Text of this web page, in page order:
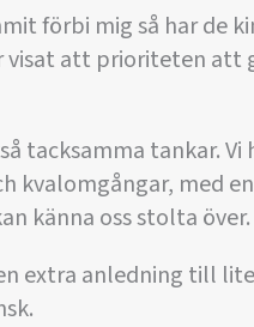
förbi mig så har de
att prioriteten att
tacksamma tankar.
kvalomgångar, med
känna oss stolta över.
extra anledning till